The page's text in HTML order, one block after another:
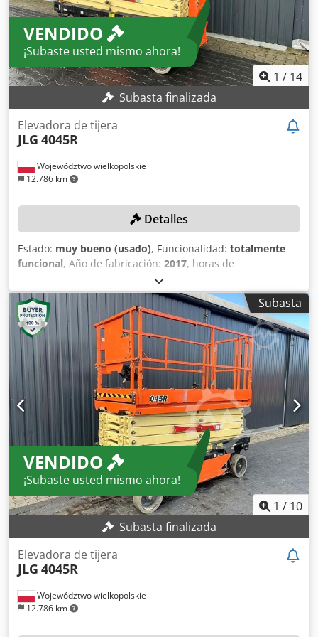
VENDIDO
¡Subaste usted mismo ahora!
1 / 14
Subasta finalizada
Województwo wielkopolskie
12.786 km
Elevadora de tijera
JLG 4045R
Detalles
Estado: muy bueno (usado), Funcionalidad: totalmente
funcional, Año de fabricación: 2017, horas de
, número de máquina/vehículo:
B200045457, peso máximo de la carga:350 kg, altura de
trabajo:
14.000 mm
, Sin precio mínimo: ¡garantizamos la
venta al precio de oferta más alto! DETALLES TÉCNICOS
Altura de trabajo: 14.000 mm Crjdpfx Ajznuzcspief
Capacidad de carga: 350 kg Horas de funcionamiento: 666
h DETALLES DE LA MÁQUINA Batería Tipo de batería:
Motive T1275 Plus Voltaje de la batería: 12 V Capacidad de
la batería: 150 Ah (C20) Capacidad de la batería: 120 Ah
(C5) Referencia externa: SL16151SP
Subasta
VENDIDO
¡Subaste usted mismo ahora!
1 / 10
Subasta finalizada
Województwo wielkopolskie
12.786 km
Elevadora de tijera
JLG 4045R